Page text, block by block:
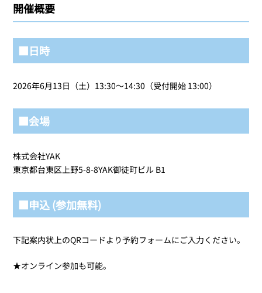
開催概要
■日時
2026年6月13日（土）13:30～14:30（受付開始 13:00）
■会場
株式会社YAK
東京都台東区上野5-8-8YAK御徒町ビル B1
■申込 (参加無料)
下記案内状上のQRコードより予約フォームにご入力ください。
★オンライン参加も可能。